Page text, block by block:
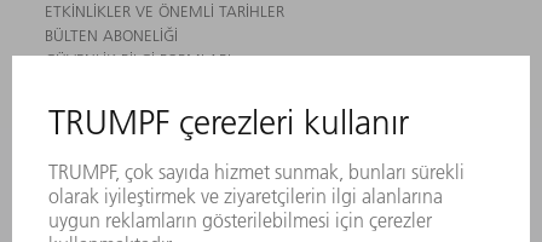
ETKINLIKLER VE ÖNEMLI TARIHLER
BÜLTEN ABONELIĞI
GÜVENLIK BILGI FORMLARI
MAKINALAR VE SISTEMLER
LAZER
ELEKTRIKLI ALETLER
SMART FACTORY
YAZILIM